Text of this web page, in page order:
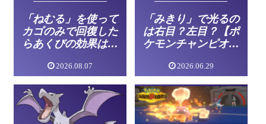
「ねむる」を使って
カゴのみで回復した
らあくびの効果は消
ャンピオンズ】
2026.08.07
「みきり」で光るの
は右目？左目？【ポ
ケモンチャンピオン
2026.06.29